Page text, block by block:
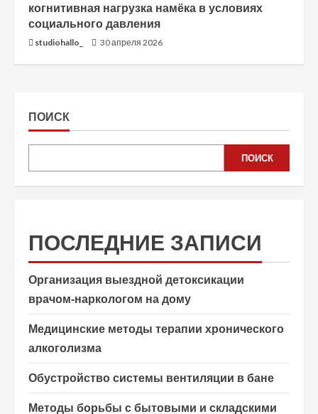
когнитивная нагрузка намёка в условиях
социального давления
studiohallo_ 30 апреля 2026
ПОИСК
ПОИСК
ПОСЛЕДНИЕ ЗАПИСИ
Организация выездной детоксикации
врачом-наркологом на дому
Медицинские методы терапии хронического
алкоголизма
Обустройство системы вентиляции в бане
Методы борьбы с бытовыми и складскими